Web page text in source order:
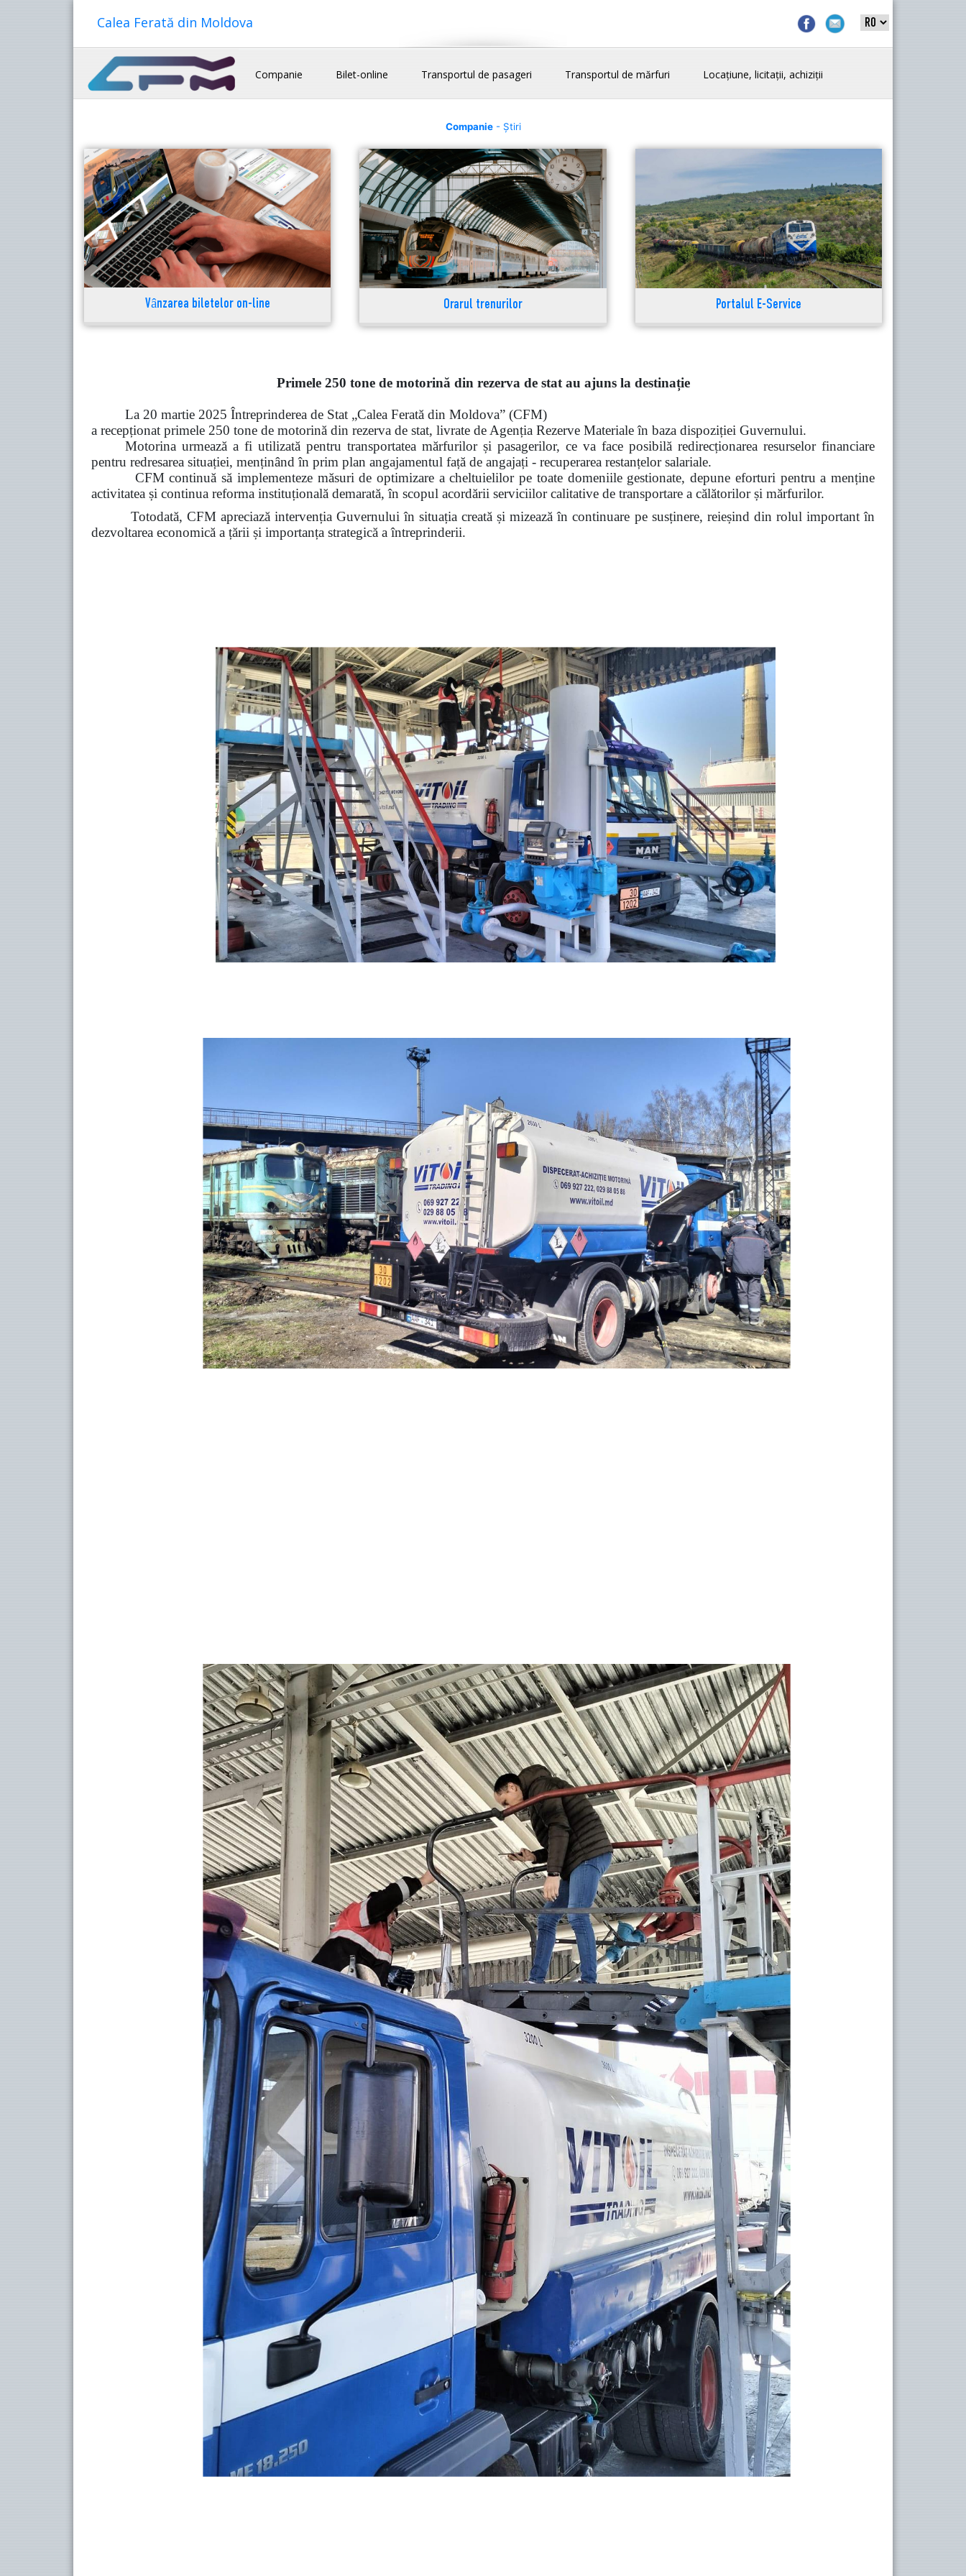
Calea Ferată din Moldova
Companie Bilet-online Transportul de pasageri Transportul de mărfuri Locațiune, licitații, achiziții
Companie- Știri
Vânzarea biletelor on-line Orarul trenurilor Portalul E-Service
Primele 250 tone de motorină din rezerva de stat au ajuns la destinație
La 20 martie 2025 Întreprinderea de Stat „Calea Ferată din Moldova” (CFM)
a recepționat primele 250 tone de motorină din rezerva de stat, livrate de Agenția Rezerve Materiale în baza dispoziției Guvernului.
Motorina urmează a fi utilizată pentru transportatea mărfurilor și pasagerilor, ce va face posibilă redirecționarea resurselor financiare
pentru redresarea situației, menținând în prim plan angajamentul față de angajați - recuperarea restanțelor salariale.
CFM continuă să implementeze măsuri de optimizare a cheltuielilor pe toate domeniile gestionate, depune eforturi pentru a menține
activitatea și continua reforma instituțională demarată, în scopul acordării serviciilor calitative de transportare a călătorilor și mărfurilor.
Totodată, CFM apreciază intervenția Guvernului în situația creată și mizează în continuare pe susținere, reieșind din rolul important în
dezvoltarea economică a țării și importanța strategică a întreprinderii.